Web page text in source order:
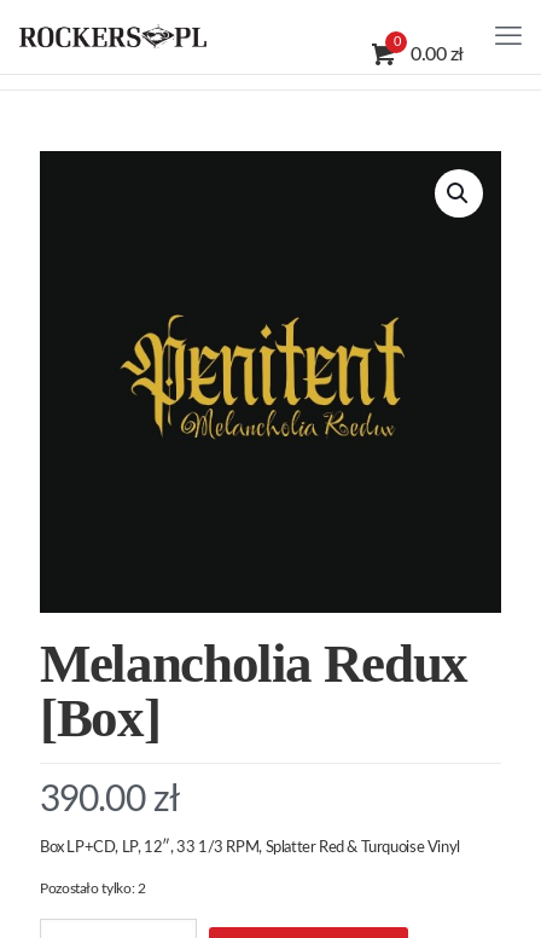
0
0.00 zł
Melancholia Redux
[Box]
390.00 zł
Box LP+CD, LP, 12″, 33 1/3 RPM, Splatter Red & Turquoise Vinyl
Pozostało tylko: 2